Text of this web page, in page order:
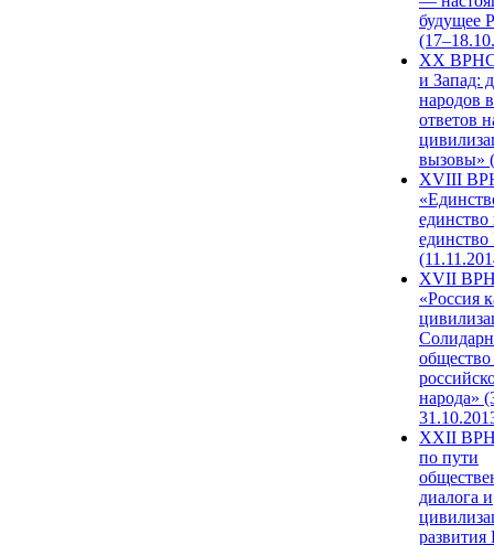
будущее
XX ВРНС
и Запад:
народов
ответов
вызовы»
XVIII
единство
единство
XVII
«Россия
народа»
XXII
по пути
диалога и
развития